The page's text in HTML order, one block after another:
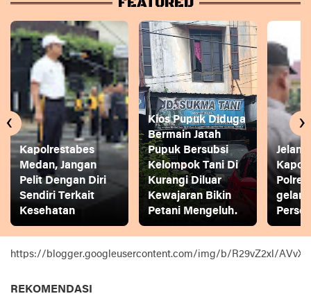
Kapolrestabes
Medan, Jangan
Pelit Dengan Diri
Sendiri Terkait
Kesehatan
Kios Pupuk Diduga
Bermain Jatah
Pupuk Bersubsi
Kelompok Tani Di
Kurangi Diluar
Kewajaran Bikin
Petani Mengeluh.
gelar
‹ ›
https://blogger.googleusercontent.com/img/b/R29vZ2xl/
REKOMENDASI